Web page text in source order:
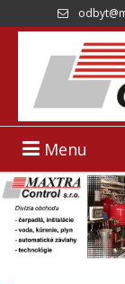
Menu